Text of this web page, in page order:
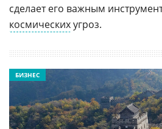
сделает его важным
космическихугроз.
БИЗНЕС